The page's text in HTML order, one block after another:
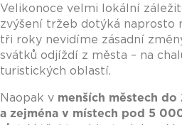
Velikonoce velmi lokální
zvýšení tržeb dotýká naprosto
tři roky nevidíme zásadní
svátků odjíždí z města – na
turistických oblastí.
Naopak v menších městech
a zejména v místech pod 5